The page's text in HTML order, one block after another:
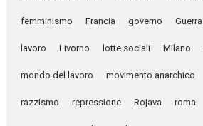
femminismo Francia governo Guerra
lavoro Livorno lotte sociali Milano
mondo del lavoro movimento anarchico
razzismo repressione Rojava roma